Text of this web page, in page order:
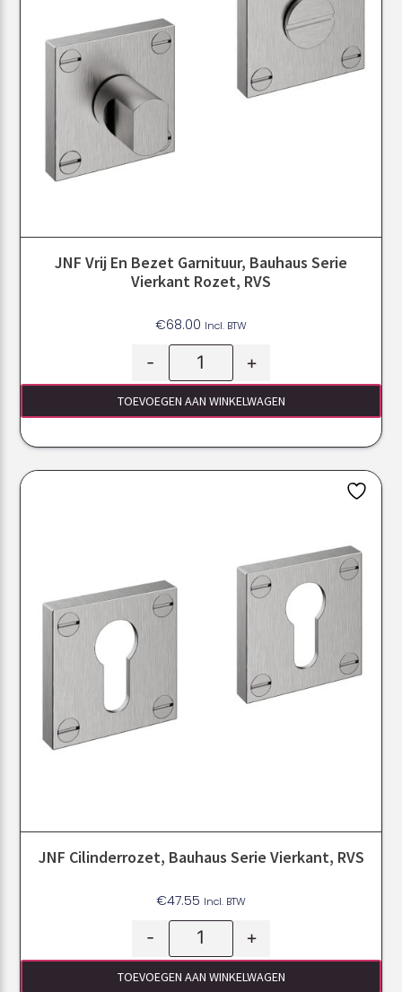
JNF Vrij En Bezet Garnituur, Bauhaus Serie
Vierkant Rozet, RVS
€68.00 Incl. BTW
- +
TOEVOEGEN AAN WINKELWAGEN
JNF Cilinderrozet, Bauhaus Serie Vierkant, RVS
€47.55 Incl. BTW
- +
TOEVOEGEN AAN WINKELWAGEN